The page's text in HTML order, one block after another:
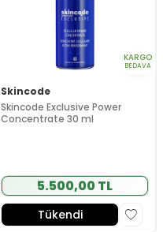
KARGO
BEDAVA
Skincode
Skincode Exclusive Power
Concentrate 30 ml
5.500,00 TL
Tükendi